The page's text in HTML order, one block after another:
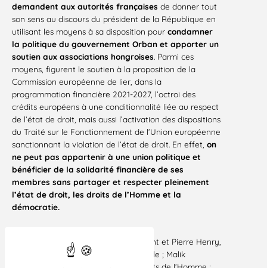
demandent aux autorités françaises de donner tout
son sens au discours du président de la République en
utilisant les moyens à sa disposition pour condamner
la politique du gouvernement Orban et apporter un
soutien aux associations hongroises. Parmi ces
moyens, figurent le soutien à la proposition de la
Commission européenne de lier, dans la
programmation financière 2021-2027, l’octroi des
crédits européens à une conditionnalité liée au respect
de l’état de droit, mais aussi l’activation des dispositions
du Traité sur le Fonctionnement de l’Union européenne
sanctionnant la violation de l’état de droit. En effet, on
ne peut pas appartenir à une union politique et
bénéficier de la solidarité financière de ses
membres sans partager et respecter pleinement
l’état de droit, les droits de l’Homme et la
démocratie.
Thierry Le Roy, Président et Pierre Henry,
Directeur général – France terre d’asile ; Malik